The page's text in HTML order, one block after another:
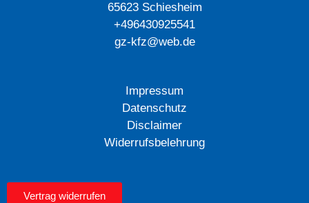
65623 Schiesheim
+496430925541
gz-kfz@web.de
Impressum
Datenschutz
Disclaimer
Widerrufsbelehrung
Vertrag widerrufen